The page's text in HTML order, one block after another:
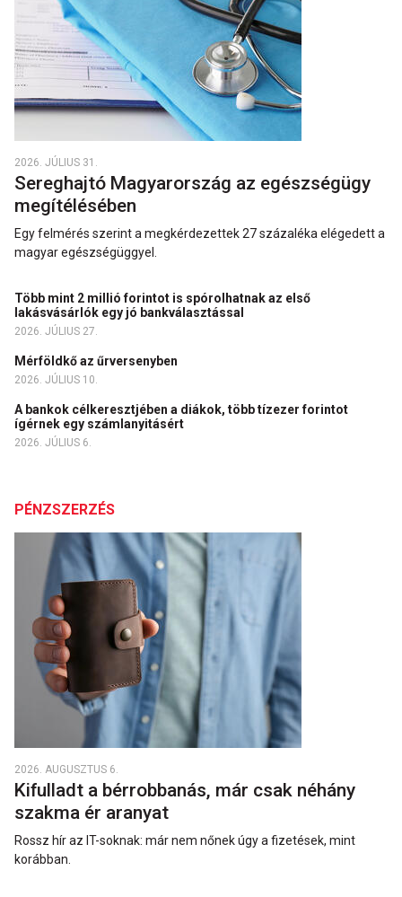
2026. JÚLIUS 31.
Sereghajtó Magyarország az egészségügy
megítélésében
Egy felmérés szerint a megkérdezettek 27 százaléka elégedett a
magyar egészségüggyel.
Több mint 2 millió forintot is spórolhatnak az első
lakásvásárlók egy jó bankválasztással
2026. JÚLIUS 27.
Mérföldkő az űrversenyben
2026. JÚLIUS 10.
A bankok célkeresztjében a diákok, több tízezer forintot
ígérnek egy számlanyitásért
2026. JÚLIUS 6.
PÉNZSZERZÉS
2026. AUGUSZTUS 6.
Kifulladt a bérrobbanás, már csak néhány
szakma ér aranyat
Rossz hír az IT-soknak: már nem nőnek úgy a fizetések, mint
korábban.